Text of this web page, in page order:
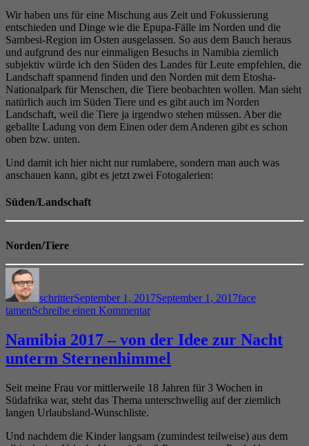
Wir haben uns für eine Mischung aus Zeit und Fokussierung
entschieden und Dinge wie die Epupa-Fälle im Norden und die
Sambesi-Region im Osten ausgelassen. So aus dem Bauch heraus
und aufgrund des nur einmaligen Besuchs in Namibia ziemlich
subjektiv würde ich den Süden des Landes für Leute empfehlen, die
Landschaft spannend finden und den Norden mit dem Etosha-
Nationalpark für Menschen, die Tiere beobachten wollen. Man sieht
natürlich auch im Süden Tiere und es gibt auch im Norden
Landschaft, weil die Tiere ja irgendwo stehen müssen. Aber die
geballte Ladung von dem Einen oder dem Anderen gibt es schon
oben bzw. unten.
Und damit ich hier nicht nur rumlabere, sondern man auch was
anschauen kann, gibt es jetzt zwei Fotogalerien:
Süden/Landschaft
Norden/Tiere
schritterSeptember 1, 2017September 1, 2017face
tamenSchreibe einen Kommentarzu
2017
–
Fragen
Fragen
Namibia 2017 – von der Idee zur Nacht
unterm Sternenhimmel
Seit meine Frau vor mittlerweile 18 Jahren für 3 Wochen in
Südafrika war, steht das Thema unterschwellig auf der ziemlich
langen Urlaubsland-Wunschliste.
Und nachdem die Kinder langsam (zumindest teilweise) aus dem